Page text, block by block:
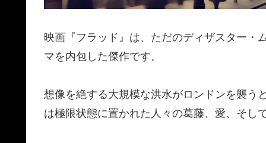
映画『フラッド』は、ただのディザスター・
マを内包した傑作です。
想像を絶する大規模な洪水がロンドンを襲う
は極限状態に置かれた人々の葛藤、愛、そし